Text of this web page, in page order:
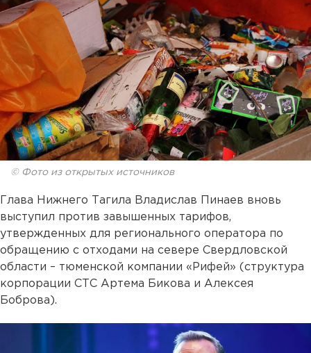
© Фото из открытых источников
Глава Нижнего Тагила Владислав Пинаев вновь
выступил против завышенных тарифов,
утвержденных для регионального оператора по
обращению с отходами на севере Свердловской
области – тюменской компании «Рифей» (структура
корпорации СТС Артема Бикова и Алексея
Боброва).